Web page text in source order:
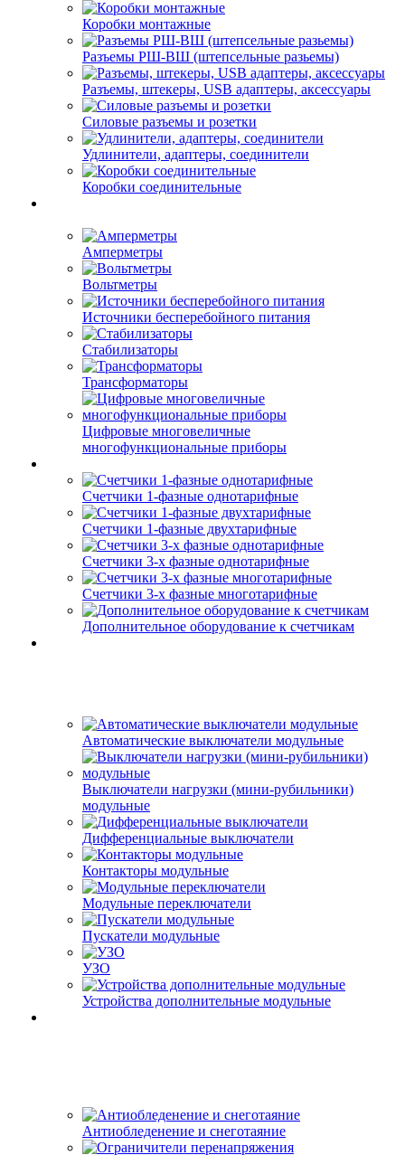
Коробки монтажные
Разъемы РШ-ВШ (штепсельные разьемы)
Разъемы, штекеры, USB адаптеры, аксессуары
Силовые разъемы и розетки
Удлинители, адаптеры, соединители
Коробки соединительные
Амперметры
Вольтметры
Источники бесперебойного питания
Стабилизаторы
Трансформаторы
Цифровые многовеличные
многофункциональные приборы
Счетчики 1-фазные однотарифные
Счетчики 1-фазные двухтарифные
Счетчики 3-х фазные однотарифные
Счетчики 3-х фазные многотарифные
Дополнительное оборудование к счетчикам
Автоматические выключатели модульные
Выключатели нагрузки (мини-рубильники)
модульные
Дифференциальные выключатели
Контакторы модульные
Модульные переключатели
Пускатели модульные
УЗО
Устройства дополнительные модульные
Антиобледенение и снеготаяние